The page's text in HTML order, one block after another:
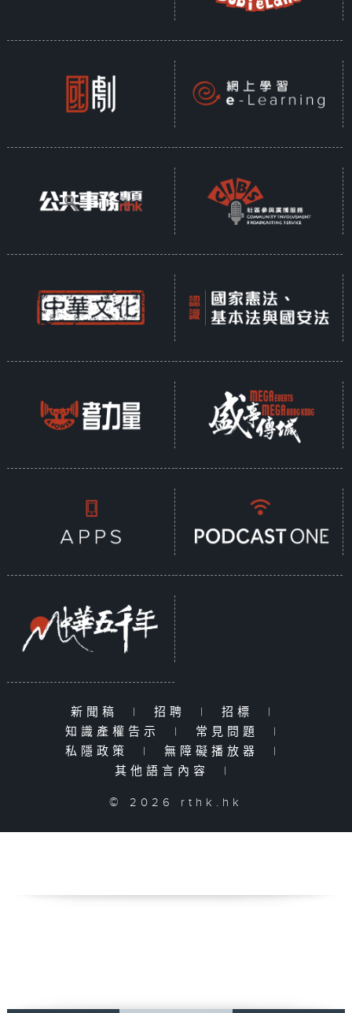
新聞稿 | 招聘 | 招標
|
知識產權告示
| 常見問題
|
私隱政策
| 無障礙播放器
|
其他語言內容
|
© 2026 rthk.hk